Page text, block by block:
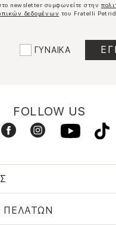
newsletter συμφωνείτε στην
δεδομένων του Fratelli
ΓΥΝΑΙΚΑ
FOLLOW US
ΠΕΛΑΤΩΝ